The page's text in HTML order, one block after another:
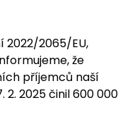
2022/2065/EU,
že
příjemců naší
2. 2025 činil 600 000